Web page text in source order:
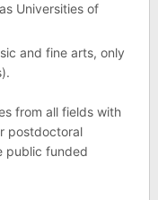
Universities of
and fine arts, only
from all fields with
postdoctoral
public funded